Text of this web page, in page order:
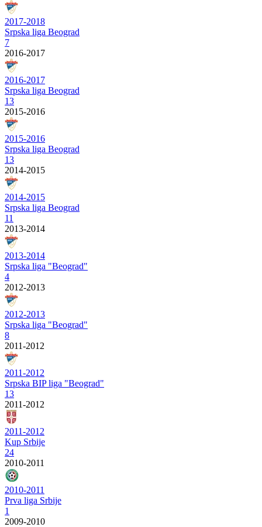
2017-2018
Srpska liga Beograd
7
2016-2017
2016-2017
Srpska liga Beograd
13
2015-2016
2015-2016
Srpska liga Beograd
13
2014-2015
2014-2015
Srpska liga Beograd
11
2013-2014
2013-2014
Srpska liga "Beograd"
4
2012-2013
2012-2013
Srpska liga "Beograd"
8
2011-2012
2011-2012
Srpska BIP liga "Beograd"
13
2011-2012
2011-2012
Kup Srbije
24
2010-2011
2010-2011
Prva liga Srbije
1
2009-2010